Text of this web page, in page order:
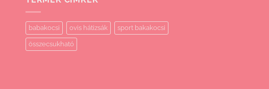
babakocsi ovis hátizsák sport bakakocsi
összecsukható